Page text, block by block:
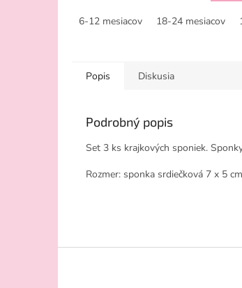
6-12 mesiacov 18-24 mesiacov
Popis Diskusia
Podrobný popis
Set 3 ks krajkových sponiek.
Rozmer: sponka srdiečková 7 x 5